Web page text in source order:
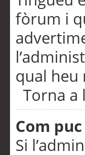
fòrum i
qual heu
Torna a
Com
Si